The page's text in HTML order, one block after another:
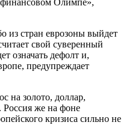
финансовом Олимпе»,
из стран еврозоны выйдет
свой суверенный
означать дефолт и,
предупреждает
на золото, доллар,
Россия же на фоне
кризиса сильно не